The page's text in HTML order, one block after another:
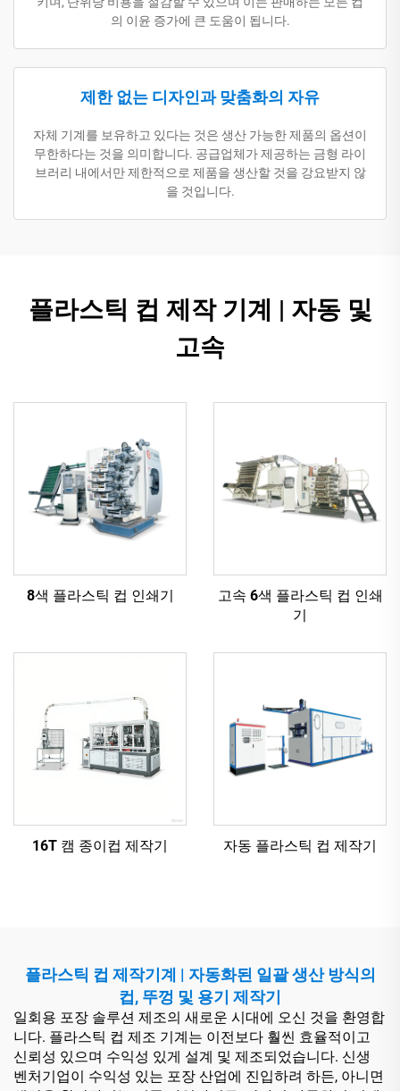
의 이윤 증가에 큰 도움이 됩니다.
제한 없는 디자인과 맞춤화의 자유
자체 기계를 보유하고 있다는 것은 생산 가능한 제품의 옵션이
무한하다는 것을 의미합니다. 공급업체가 제공하는 금형 라이
브러리 내에서만 제한적으로 제품을 생산할 것을 강요받지 않
을 것입니다.
플라스틱 컵 제작 기계 | 자동 및
고속
8색 플라스틱 컵 인쇄기
고속 6색 플라스틱 컵 인쇄
기
16T 캠 종이컵 제작기 자동 플라스틱 컵 제작기
플라스틱 컵 제작기계 | 자동화된 일괄 생산 방식의
컵, 뚜껑 및 용기 제작기
일회용 포장 솔루션 제조의 새로운 시대에 오신 것을 환영합
니다. 플라스틱 컵 제조 기계는 이전보다 훨씬 효율적이고
신뢰성 있으며 수익성 있게 설계 및 제조되었습니다. 신생
벤처기업이 수익성 있는 포장 산업에 진입하려 하든, 아니면